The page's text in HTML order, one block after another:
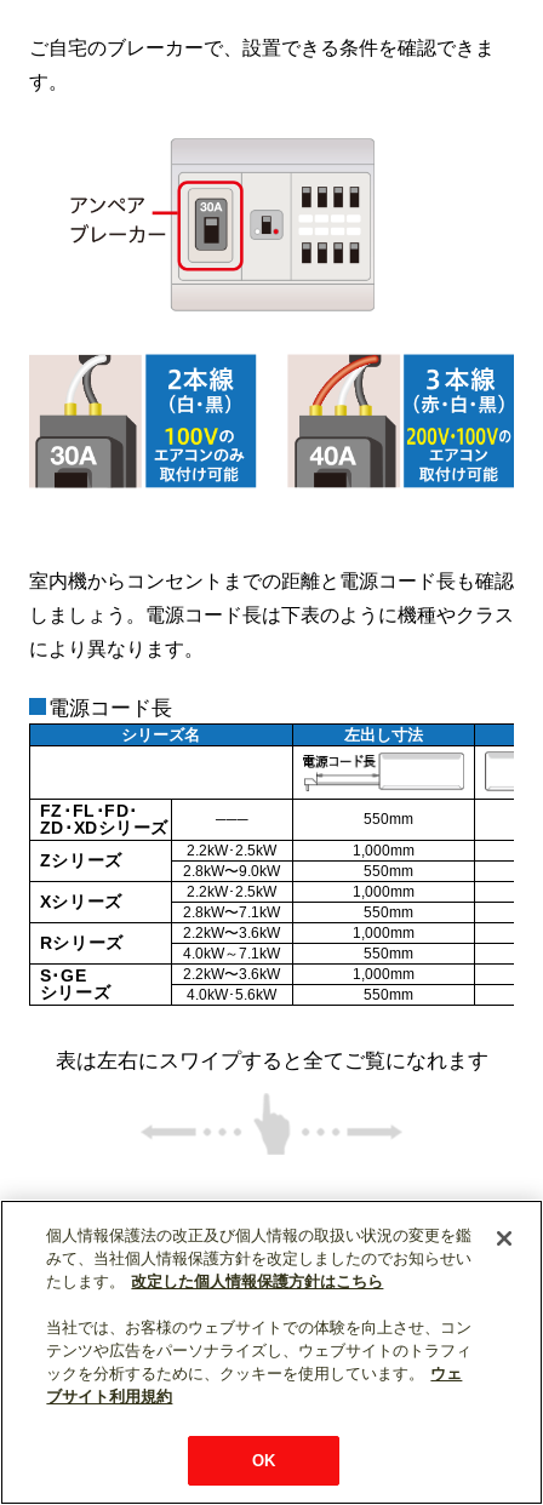
ご自宅のブレーカーで、設置できる条件を確認できま
す。
室内機からコンセントまでの距離と電源コード長も確認
しましょう。電源コード長は下表のように機種やクラス
により異なります。
電源コード長
シリーズ名 左出し寸法
FZ･FL･FD･
ZD･XDシリーズ
─── 550mm
Zシリーズ 2.2kW･2.5kW 1,000mm
2.8kW〜9.0kW
550mm
Xシリーズ 2.2kW･2.5kW 1,000mm
2.8kW〜7.1kW
550mm
Rシリーズ 2.2kW〜3.6kW 1,000mm
4.0kW～7.1kW
550mm
S･GE
シリーズ
2.2kW〜3.6kW 1,000mm
4.0kW･5.6kW
550mm
表は左右にスワイプすると全てご覧になれます
配管の確認
個人情報保護法の改正及び個人情報の取扱い状況の変更を鑑
みて、当社個人情報保護方針を改定しましたのでお知らせい
たします。
改定した個人情報保護方針はこちら
当社では、お客様のウェブサイトでの体験を向上させ、コン
テンツや広告をパーソナライズし、ウェブサイトのトラフィ
ックを分析するために、クッキーを使用しています。
ウェ
ブサイト利用規約
OK